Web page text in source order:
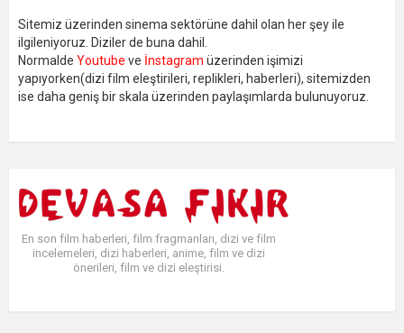
Sitemiz üzerinden sinema sektörüne dahil olan her şey ile
ilgileniyoruz. Diziler de buna dahil.
Normalde Youtube ve İnstagram üzerinden işimizi
yapıyorken(dizi film eleştirileri, replikleri, haberleri), sitemizden
ise daha geniş bir skala üzerinden paylaşımlarda bulunuyoruz.
En son film haberleri, film fragmanları, dizi ve film
incelemeleri, dizi haberleri, anime, film ve dizi
önerileri, film ve dizi eleştirisi.